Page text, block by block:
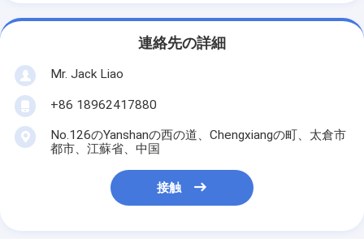
連絡先の詳細
Mr. Jack Liao
+86 18962417880
No.126のYanshanの西の道、Chengxiangの町、太倉市
都市、江蘇省、中国
接触